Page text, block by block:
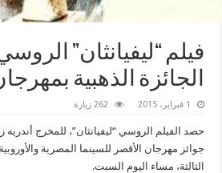
فيلم “ليفيانثان”
الجائزة الذهبية
1 فبراير، 2015 262 زيارة
حصد الفيلم الروسي “ليفيانثان”، للمخرج
جوائز مهرجان الأقصر للسينما المصرية
الثالثة، مساء اليوم السبت.